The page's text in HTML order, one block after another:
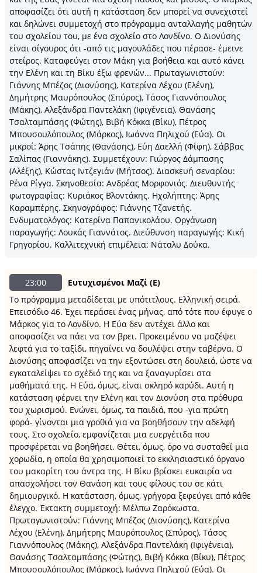
αποφασίζει ότι αυτή η κατάσταση δεν μπορεί να συνεχιστεί
και δηλώνει συμμετοχή στο πρόγραμμα ανταλλαγής μαθητών
του σχολείου του, με ένα σχολείο στο Λονδίνο. Ο Διονύσης
είναι σίγουρος ότι -από τις μαγουλάδες που πέρασε- έμεινε
στείρος. Καταφεύγει στον Μάκη για βοήθεια και αυτό κάνει
την Ελένη και τη Βίκυ έξω φρενών... Πρωταγωνιστούν:
Γιάννης Μπέζος (Διονύσης), Κατερίνα Λέχου (Ελένη),
Δημήτρης Μαυρόπουλος (Σπύρος), Τάσος Γιαννόπουλος
(Μάκης), Αλεξάνδρα Παντελάκη (Ιφιγένεια), Θανάσης
Τσαλταμπάσης (Φώτης), Βιβή Κόκκα (Βίκυ), Πέτρος
Μπουσουλόπουλος (Μάρκος), Ιωάννα Πηλιχού (Εύα). Οι
μικροί: Άρης Τσάπης (Θανάσης), Εύη Δαελλή (Φίφη), Σάββας
Σαλίπας (Γιαννάκης). Συμμετέχουν: Γιώργος Δάμπασης
(Αλέξης), Κώστας Ιντζεγιάν (Μήτσος). Διασκευή σεναρίου:
Ρένα Ρίγγα. Σκηνοθεσία: Ανδρέας Μορφονιός. Διευθυντής
φωτογραφίας: Κυριάκος Βλοντάκης. Ηχολήπτης: Άρης
Καραμπέρης. Σκηνογράφος: Γιάννης Τζανετής.
Ενδυματολόγος: Κατερίνα Παπανικολάου. Οργάνωση
παραγωγής: Λουκάς Γιαννάτος. Διεύθυνση παραγωγής: Κική
Γρηγορίου. Καλλιτεχνική επιμέλεια: Νάταλυ Δούκα.
23:00
Ευτυχισμένοι Μαζί (Ε)
Το πρόγραμμα μεταδίδεται με υπότιτλους. Ελληνική σειρά.
Επεισόδιο 46. Έχει περάσει ένας μήνας, από τότε που έφυγε ο
Μάρκος για το Λονδίνο. Η Εύα δεν αντέχει άλλο και
αποφασίζει να πάει να τον βρει. Προκειμένου να μαζέψει
λεφτά για το ταξίδι, πηγαίνει να δουλέψει στην ταβέρνα. Ο
Διονύσης αποφασίζει να την εξοντώσει στη δουλειά, ώστε να
εγκαταλείψει το σχέδιό της και να ξαναγυρίσει στα
μαθήματά της. Η Εύα, όμως, είναι σκληρό καρύδι. Αυτή η
κατάσταση φέρνει την Ελένη και τον Διονύση στα πρόθυρα
του χωρισμού. Ενώνει, όμως, τα παιδιά, που -για πρώτη
φορά- γίνονται μια γροθιά για να βοηθήσουν την αδελφή
τους. Στο σχολείο, εμφανίζεται μια ευεργέτιδα που
προσφέρεται να βοηθήσει. Θέτει, όμως, όρο να συσταθεί μια
χορωδία, η οποία θα χρησιμοποιεί το εκκλησιαστικό όργανο
του μακαρίτη του άντρα της. Η Βίκυ βρίσκει ευκαιρία να
απασχολήσει τον Θανάση και τους φίλους του σε κάτι
δημιουργικό. Η κατάσταση, όμως, γρήγορα ξεφεύγει από κάθε
έλεγχο. Έκτακτη συμμετοχή: Μέλπω Ζαρόκωστα.
Πρωταγωνιστούν: Γιάννης Μπέζος (Διονύσης), Κατερίνα
Λέχου (Ελένη), Δημήτρης Μαυρόπουλος (Σπύρος), Τάσος
Γιαννόπουλος (Μάκης), Αλεξάνδρα Παντελάκη (Ιφιγένεια),
Θανάσης Τσαλταμπάσης (Φώτης), Βιβή Κόκκα (Βίκυ), Πέτρος
Μπουσουλόπουλος (Μάρκος), Ιωάννα Πηλιχού (Εύα). Οι